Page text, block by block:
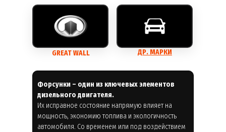
GREAT WALL ДР. МАРКИ
Форсунки – один из ключевых элементов
дизельного двигателя.
Их исправное состояние напрямую влияет на
мощность, экономию топлива и экологичность
автомобиля. Со временем или под воздействием